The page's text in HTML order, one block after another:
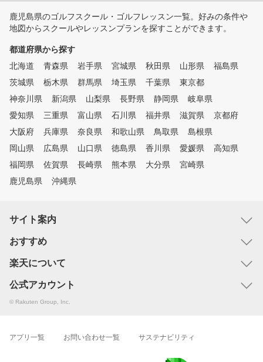
鹿児島県のゴルフスクール・ゴルフレッスン一覧。好みの条件や
地図からスクールやレッスンプランを探すことができます。
都道府県から探す
北海道
青森県 岩手県 宮城県 秋田県 山形県
福島県
茨城県
栃木県 群馬県 埼玉県 千葉県
東京都
神奈川県
新潟県 山梨県 長野県 静岡県
岐阜県
愛知県
三重県 富山県 石川県 福井県 滋賀県
京都府
大阪府
兵庫県 奈良県 和歌山県 鳥取県
島根県
岡山県
広島県 山口県 徳島県 香川県 愛媛県
高知県
福岡県
佐賀県 長崎県 熊本県 大分県
宮崎県
鹿児島県
沖縄県
サイト案内
おすすめ
楽天について
公式アカウント
© Rakuten Group, Inc.
アプリ一覧 お問い合わせ一覧 サステナビリティ